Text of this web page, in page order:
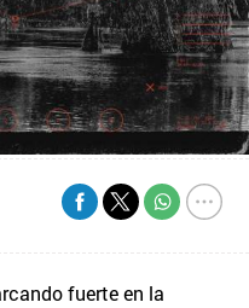
fuerte en la